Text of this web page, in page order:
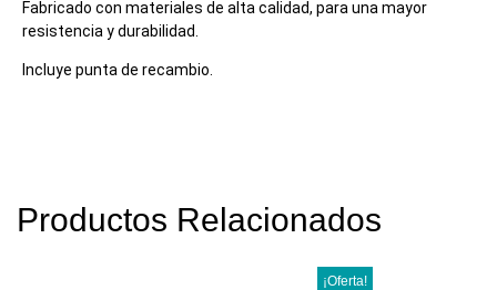
Fabricado con materiales de alta calidad, para una mayor
resistencia y durabilidad.
Incluye punta de recambio.
Productos Relacionados
¡Oferta!